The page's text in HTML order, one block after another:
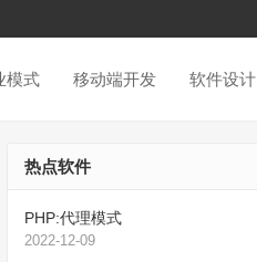
模式 移动端开发 软件设计
热点软件
PHP:代理模式
2022-12-09